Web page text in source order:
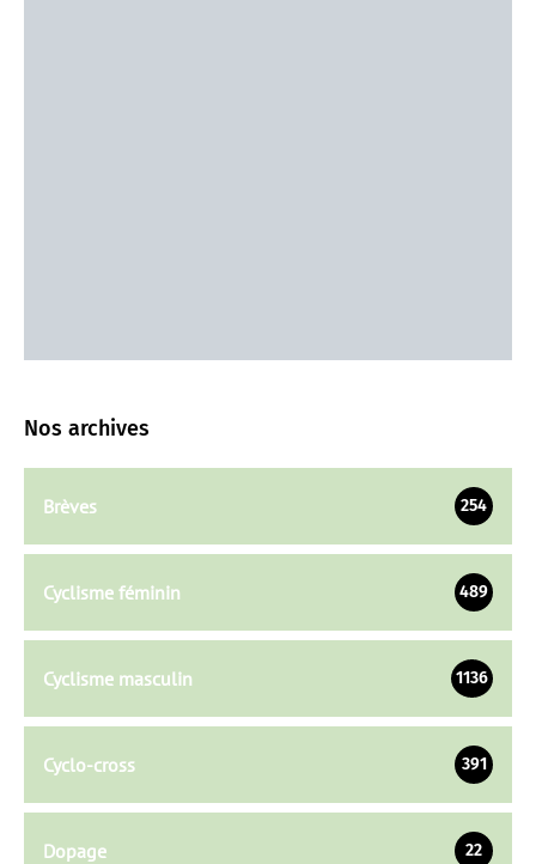
Nos archives
Brèves 254
Cyclisme féminin 489
Cyclisme masculin 1136
Cyclo-cross 391
Dopage 22